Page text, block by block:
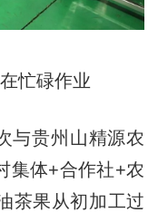
忙碌作业
贵州山精源农
集体+合作社+农
茶果从初加工过